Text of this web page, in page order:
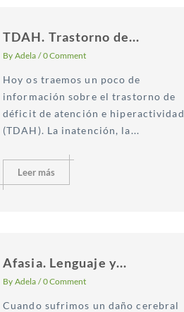
TDAH. Trastorno de...
By Adela / 0 Comment
Hoy os traemos un poco de
información sobre el trastorno de
déficit de atención e hiperactividad
(TDAH). La inatención, la...
Leer más
Afasia. Lenguaje y...
By Adela / 0 Comment
Cuando sufrimos un daño cerebral